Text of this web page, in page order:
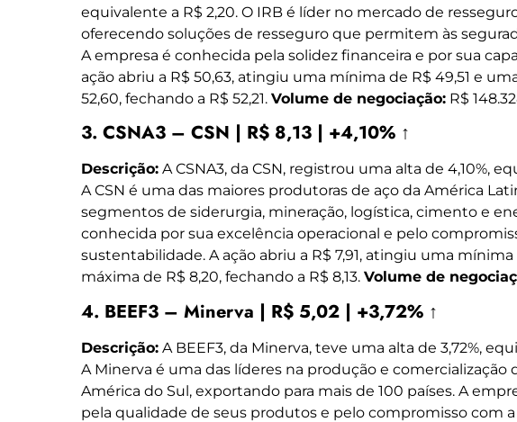
equivalente a R$ 2,20. O IRB é líder no mercado de
oferecendo soluções de resseguro que permitem às
A empresa é conhecida pela solidez financeira e por sua
ação abriu a R$ 50,63, atingiu uma mínima de R$ 49,51 e
52,60, fechando a R$ 52,21. Volume de negociação: R$
3. CSNA3 – CSN | R$ 8,13 | +4,10% ↑
Descrição: A CSNA3, da CSN, registrou uma alta de 4,10%,
A CSN é uma das maiores produtoras de aço da América
segmentos de siderurgia, mineração, logística, cimento e
conhecida por sua excelência operacional e pelo
sustentabilidade. A ação abriu a R$ 7,91, atingiu uma mínima
máxima de R$ 8,20, fechando a R$ 8,13. Volume de
4. BEEF3 – Minerva | R$ 5,02 | +3,72% ↑
Descrição: A BEEF3, da Minerva, teve uma alta de 3,72%,
A Minerva é uma das líderes na produção e comercialização
América do Sul, exportando para mais de 100 países. A
pela qualidade de seus produtos e pelo compromisso com